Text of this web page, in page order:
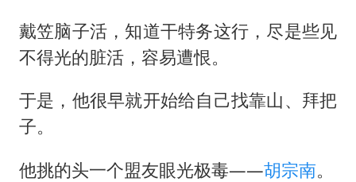
戴笠脑子活，知道干特务这行，尽是些见
不得光的脏活，容易遭恨。
于是，他很早就开始给自己找靠山、拜把
子。
他挑的头一个盟友眼光极毒——胡宗南。